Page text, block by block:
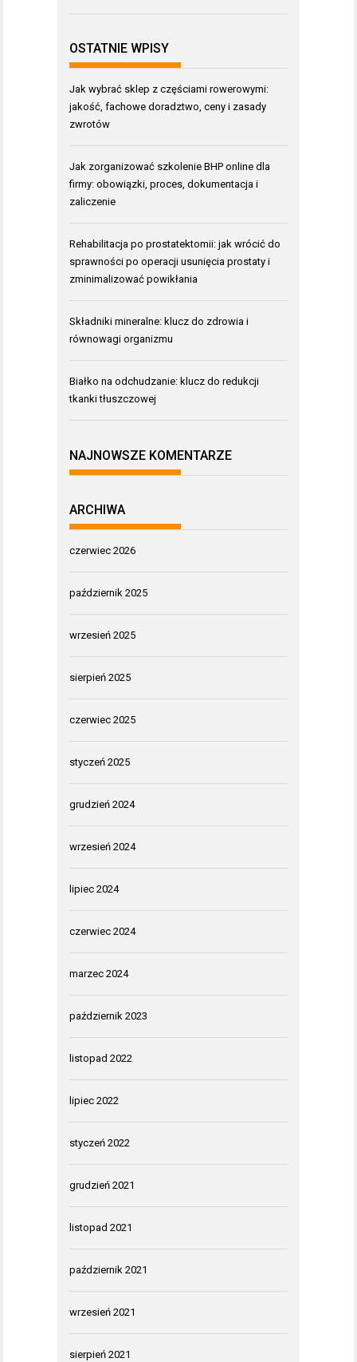
OSTATNIE WPISY
Jak wybrać sklep z częściami rowerowymi:
jakość, fachowe doradztwo, ceny i zasady
zwrotów
Jak zorganizować szkolenie BHP online dla
firmy: obowiązki, proces, dokumentacja i
zaliczenie
Rehabilitacja po prostatektomii: jak wrócić do
sprawności po operacji usunięcia prostaty i
zminimalizować powikłania
Składniki mineralne: klucz do zdrowia i
równowagi organizmu
Białko na odchudzanie: klucz do redukcji
tkanki tłuszczowej
NAJNOWSZE KOMENTARZE
ARCHIWA
czerwiec 2026
październik 2025
wrzesień 2025
sierpień 2025
czerwiec 2025
styczeń 2025
grudzień 2024
wrzesień 2024
lipiec 2024
czerwiec 2024
marzec 2024
październik 2023
listopad 2022
lipiec 2022
styczeń 2022
grudzień 2021
listopad 2021
październik 2021
wrzesień 2021
sierpień 2021